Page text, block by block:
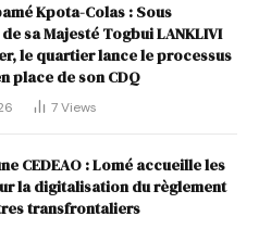
Kpota-Colas : Sous
sa Majesté Togbui LANKLIVI
le quartier lance le processus
place de son CDQ
7Views
CEDEAO : Lomé accueille les
la digitalisation du règlement
transfrontaliers